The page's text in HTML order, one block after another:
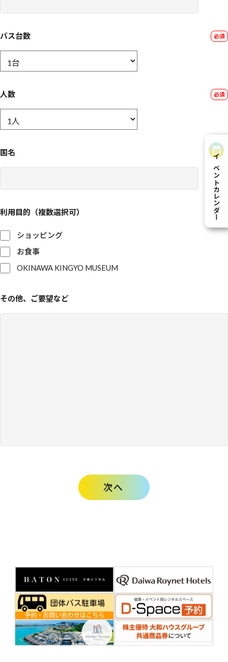
バス台数
人数
国名
利用目的（複数選択可）
ショッピング
お食事
OKINAWA KINGYO MUSEUM
その他、ご要望など
イベントカレンダー